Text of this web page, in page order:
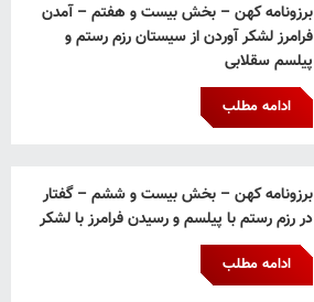
برزونامه کهن – بخش بیست و هفتم – آمدن
فرامرز لشکر آوردن از سیستان رزم رستم و
پیلسم سقلابی
ادامه مطلب
برزونامه کهن – بخش بیست و ششم – گفتار
در رزم رستم با پیلسم و رسیدن فرامرز با لشکر
ادامه مطلب